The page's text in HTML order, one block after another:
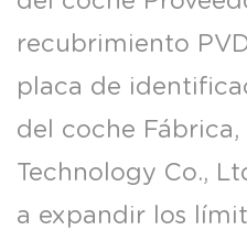
recubrimiento
placa de
del coche Fábrica
Technology Co.,
a expandir los